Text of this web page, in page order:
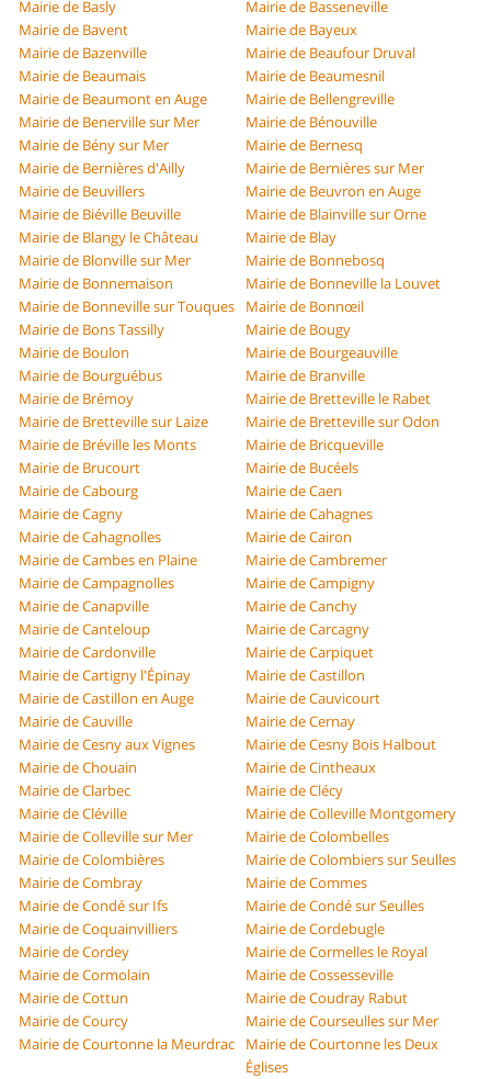
Mairie de Basly
Mairie de Basseneville
Mairie de Bavent
Mairie de Bayeux
Mairie de Bazenville
Mairie de Beaufour Druval
Mairie de Beaumais
Mairie de Beaumesnil
Mairie de Beaumont en Auge
Mairie de Bellengreville
Mairie de Benerville sur Mer
Mairie de Bénouville
Mairie de Bény sur Mer
Mairie de Bernesq
Mairie de Bernières d'Ailly
Mairie de Bernières sur Mer
Mairie de Beuvillers
Mairie de Beuvron en Auge
Mairie de Biéville Beuville
Mairie de Blainville sur Orne
Mairie de Blangy le Château
Mairie de Blay
Mairie de Blonville sur Mer
Mairie de Bonnebosq
Mairie de Bonnemaison
Mairie de Bonneville la Louvet
Mairie de Bonneville sur Touques
Mairie de Bonnœil
Mairie de Bons Tassilly
Mairie de Bougy
Mairie de Boulon
Mairie de Bourgeauville
Mairie de Bourguébus
Mairie de Branville
Mairie de Brémoy
Mairie de Bretteville le Rabet
Mairie de Bretteville sur Laize
Mairie de Bretteville sur Odon
Mairie de Bréville les Monts
Mairie de Bricqueville
Mairie de Brucourt
Mairie de Bucéels
Mairie de Cabourg
Mairie de Caen
Mairie de Cagny
Mairie de Cahagnes
Mairie de Cahagnolles
Mairie de Cairon
Mairie de Cambes en Plaine
Mairie de Cambremer
Mairie de Campagnolles
Mairie de Campigny
Mairie de Canapville
Mairie de Canchy
Mairie de Canteloup
Mairie de Carcagny
Mairie de Cardonville
Mairie de Carpiquet
Mairie de Cartigny l'Épinay
Mairie de Castillon
Mairie de Castillon en Auge
Mairie de Cauvicourt
Mairie de Cauville
Mairie de Cernay
Mairie de Cesny aux Vignes
Mairie de Cesny Bois Halbout
Mairie de Chouain
Mairie de Cintheaux
Mairie de Clarbec
Mairie de Clécy
Mairie de Cléville
Mairie de Colleville Montgomery
Mairie de Colleville sur Mer
Mairie de Colombelles
Mairie de Colombières
Mairie de Colombiers sur Seulles
Mairie de Combray
Mairie de Commes
Mairie de Condé sur Ifs
Mairie de Condé sur Seulles
Mairie de Coquainvilliers
Mairie de Cordebugle
Mairie de Cordey
Mairie de Cormelles le Royal
Mairie de Cormolain
Mairie de Cossesseville
Mairie de Cottun
Mairie de Coudray Rabut
Mairie de Courcy
Mairie de Courseulles sur Mer
Mairie de Courtonne la Meurdrac
Mairie de Courtonne les Deux
Églises